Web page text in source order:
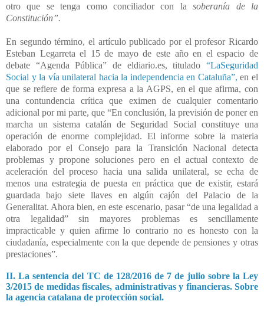
otro que se tenga como conciliador con lasoberanía de la
Constitución”.
En segundo término, el artículo publicado por el profesor Ricardo
Esteban Legarreta el 15 de mayo de este año en el espacio de
debate “Agenda Pública” de eldiario.es, titulado “LaSeguridad
Social y la vía unilateral hacia la independencia en Cataluña”, en el
que se refiere de forma expresa a la AGPS, en el que afirma, con
una contundencia crítica que eximen de cualquier comentario
adicional por mi parte, que “En conclusión, la previsión de poner en
marcha un sistema catalán de Seguridad Social constituye una
operación de enorme complejidad. El informe sobre la materia
elaborado por el Consejo para la Transición Nacional detecta
problemas y propone soluciones pero en el actual contexto de
aceleración del proceso hacia una salida unilateral, se echa de
menos una estrategia de puesta en práctica que de existir, estará
guardada bajo siete llaves en algún cajón del Palacio de la
Generalitat. Ahora bien, en este escenario, pasar “de una legalidad a
otra legalidad” sin mayores problemas es sencillamente
impracticable y quien afirme lo contrario no es honesto con la
ciudadanía, especialmente con la que depende de pensiones y otras
prestaciones”.
II. La sentencia del TC de 128/2016 de 7 de julio sobre la Ley
3/2015 de medidas fiscales, administrativas y financieras. Sobre
la agencia catalana de protección social.